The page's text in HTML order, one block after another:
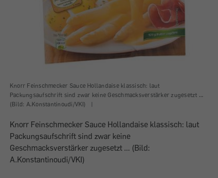
Knorr Feinschmecker Sauce Hollandaise klassisch: laut
Packungsaufschrift sind zwar keine Geschmacksverstärker zugesetzt ...
(Bild: A.Konstantinoudi/VKI)
|
Knorr Feinschmecker Sauce Hollandaise klassisch: laut
Packungsaufschrift sind zwar keine
Geschmacksverstärker zugesetzt ... (Bild:
A.Konstantinoudi/VKI)